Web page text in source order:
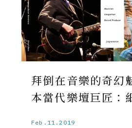
拜倒在音樂的奇幻
本當代樂壇巨匠：
Feb.11.2019